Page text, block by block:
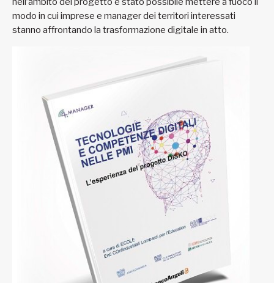
modo in cui imprese e manager dei territori interessati
stanno affrontando la trasformazione digitale in atto.